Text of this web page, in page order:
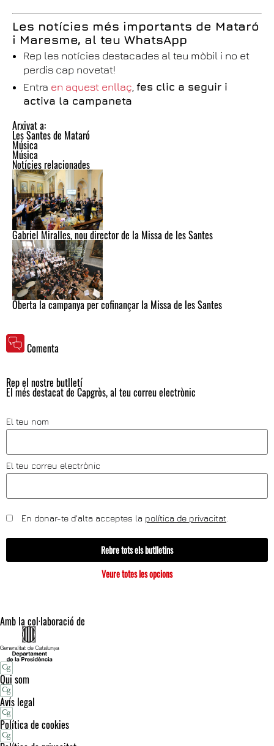
Notícies relacionades
Gabriel Miralles, nou director de la Missa de les Santes
Oberta la campanya per cofinançar la Missa de les Santes
Les notícies més importants de Mataró
i Maresme, al teu WhatsApp
Rep les notícies destacades al teu mòbil i no et
perdis cap novetat!
Entra en aquest enllaç, fes clic a seguir i
activa la campaneta
Arxivat a:
Les Santes de Mataró
Música
Música
Comenta
Rep el nostre butlletí
El més destacat de Capgròs, al teu correu electrònic
El teu nom
El teu correu electrònic
En donar-te d'alta acceptes la política de privacitat.
Rebre tots els butlletins
Veure totes les opcions
Amb la col·laboració de
Qui som
Avís legal
Política de cookies